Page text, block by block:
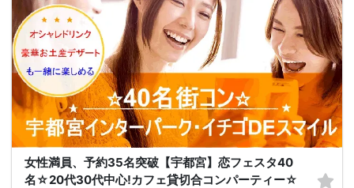
女性満員、予約35名突破【宇都宮】恋フェスタ40
名☆20代30代中心!カフェ貸切合コンパーティー☆